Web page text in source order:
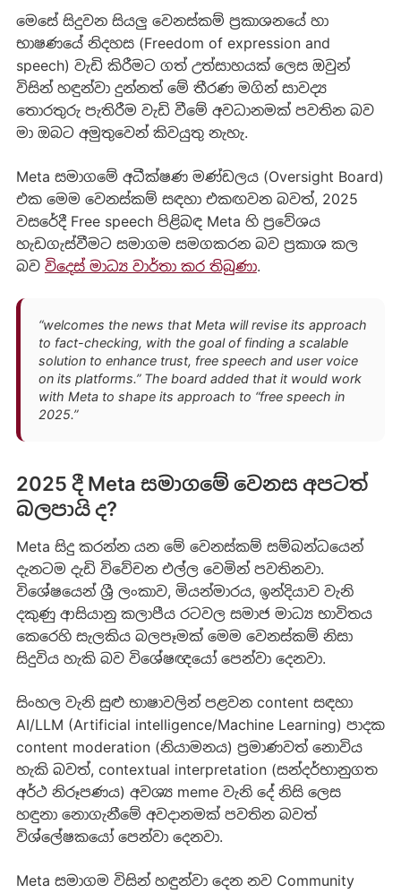
මෙසේ සිදුවන සියලු වෙනස්කම් ප්‍රකාශනයේ හා
භාෂණයේ නිදහස (Freedom of expression and
speech) වැඩි කිරීමට ගත් උත්සාහයක් ලෙස ඔවුන්
විසින් හඳුන්වා දුන්නත් මේ තීරණ මගින් සාවද්‍ය
තොරතුරු පැතිරීම වැඩි වීමේ අවධානමක් පවතින බව
මා ඔබට අමුතුවෙන් කිවයුතු නැහැ.
Meta සමාගමේ අධීක්ෂණ මණ්ඩලය (Oversight Board)
එක මෙම වෙනස්කම් සඳහා එකඟවන බවත්, 2025
වසරේදී Free speech පිළිබඳ Meta හි ප්‍රවේශය
හැඩගැස්වීමට සමාගම සමගකරන බව ප්‍රකාශ කල
බව විදෙස් මාධ්‍ය වාර්තා කර තිබුණා.
“welcomes the news that Meta will revise its approach
to fact-checking, with the goal of finding a scalable
solution to enhance trust, free speech and user voice
on its platforms.” The board added that it would work
with Meta to shape its approach to “free speech in
2025.”
2025 දී Meta සමාගමේ වෙනස අපටත්
බලපායි ද?
Meta සිදු කරන්න යන මේ වෙනස්කම් සම්බන්ධයෙන්
දැනටම දැඩි විවේචන එල්ල වෙමින් පවතිනවා.
විශේෂයෙන් ශ්‍රී ලංකාව, මියන්මාරය, ඉන්දියාව වැනි
දකුණු ආසියානු කලාපීය රටවල සමාජ මාධ්‍ය භාවිතය
කෙරෙහි සැලකිය බලපෑමක් මෙම වෙනස්කම් නිසා
සිදුවිය හැකි බව විශේෂඥයෝ පෙන්වා දෙනවා.
සිංහල වැනි සුළු භාෂාවලින් පළවන content සඳහා
AI/LLM (Artificial intelligence/Machine Learning) පාදක
content moderation (නියාමනය) ප්‍රමාණවත් නොවිය
හැකි බවත්, contextual interpretation (සන්දර්භානුගත
අර්ථ නිරූපණය) අවශ්‍ය meme වැනි දේ නිසි ලෙස
හඳුනා නොගැනීමේ අවදානමක් පවතින බවත්
විශ්ලේෂකයෝ පෙන්වා දෙනවා.
Meta සමාගම විසින් හඳුන්වා දෙන නව Community